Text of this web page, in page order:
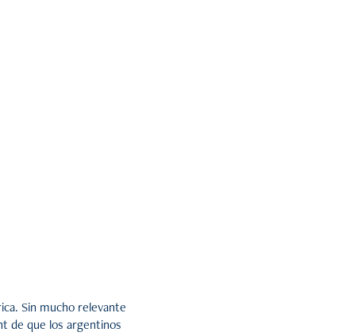
Sin mucho relevante
de que los argentinos